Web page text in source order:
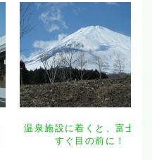
温泉施設に着くと、富士山
すぐ目の前に！